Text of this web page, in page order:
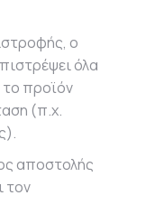
ο
όλα
προϊόν
(π.χ.
αποστολής
τον